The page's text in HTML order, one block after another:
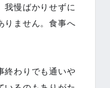
我慢ばかりせずに
りません。食事へ
終わりでも通いや